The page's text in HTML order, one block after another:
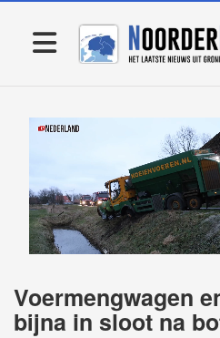
Voermengwagen
bijna in sloot na